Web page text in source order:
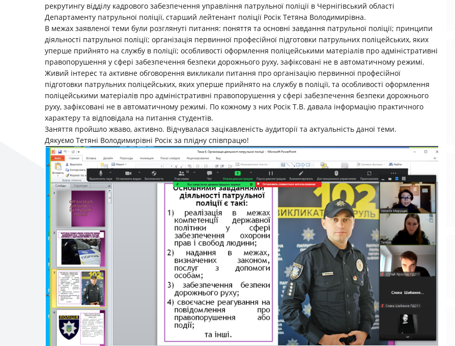
рекрутингу відділу кадрового забезпечення управління патрульної поліції в Чернігівський області
Департаменту патрульної поліції, старший лейтенант поліції Росік Тетяна Володимирівна.
В межах заявленої теми були розглянуті питання: поняття та основні завдання патрульної поліції; принципи
діяльності патрульної поліції; організація первинної професійної підготовки патрульних поліцейських, яких
уперше прийнято на службу в поліції; особливості оформлення поліцейськими матеріалів про адміністративні
правопорушення у сфері забезпечення безпеки дорожнього руху, зафіксовані не в автоматичному режимі.
Живий інтерес та активне обговорення викликали питання про організацію первинної професійної
підготовки патрульних поліцейських, яких уперше прийнято на службу в поліції, та особливості оформлення
поліцейськими матеріалів про адміністративні правопорушення у сфері забезпечення безпеки дорожнього
руху, зафіксовані не в автоматичному режимі. По кожному з них Росік Т.В. давала інформацію практичного
характеру та відповідала на питання студентів.
Заняття пройшло жваво, активно. Відчувалася зацікавленість аудиторії та актуальність даної теми.
Дякуємо Тетяні Володимирівні Росік за плідну співпрацю!